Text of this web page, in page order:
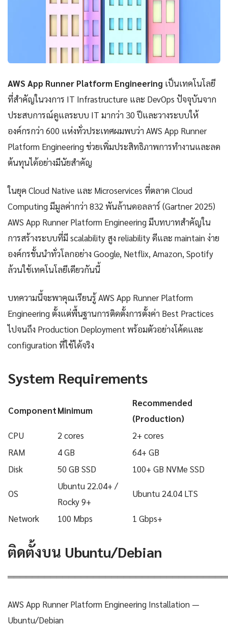
AWS App Runner Platform Engineering เป็นเทคโนโลยี
ที่สำคัญในวงการ IT Infrastructure และ DevOps ปัจจุบันจาก
ประสบการณ์ดูแลระบบ IT มากว่า 30 ปีและวางระบบให้
องค์กรกว่า 600 แห่งทั่วประเทศผมพบว่า AWS App Runner
Platform Engineering ช่วยเพิ่มประสิทธิภาพการทำงานและลด
ต้นทุนได้อย่างมีนัยสำคัญ
ในยุค Cloud Native และ Microservices ที่ตลาด Cloud
Computing มีมูลค่ากว่า 832 พันล้านดอลลาร์ (Gartner 2025)
AWS App Runner Platform Engineering มีบทบาทสำคัญใน
การสร้างระบบที่มี scalability สูง reliability ดีและ maintain ง่าย
องค์กรชั้นนำทั่วโลกอย่าง Google, Netflix, Amazon, Spotify
ล้วนใช้เทคโนโลยีเดียวกันนี้
บทความนี้จะพาคุณเรียนรู้ AWS App Runner Platform
Engineering ตั้งแต่พื้นฐานการติดตั้งการตั้งค่า Best Practices
ไปจนถึง Production Deployment พร้อมตัวอย่างโค้ดและ
configuration ที่ใช้ได้จริง
System Requirements
ComponentMinimum
Recommended
(Production)
CPU
2 cores
2+ cores
RAM
4 GB
64+ GB
Disk
50 GB SSD 100+ GB NVMe SSD
OS
Ubuntu 22.04+ /
Rocky 9+
Ubuntu 24.04 LTS
Network 100 Mbps 1 Gbps+
ติดตั้งบน Ubuntu/Debian
AWS App Runner Platform Engineering Installation —
Ubuntu/Debian